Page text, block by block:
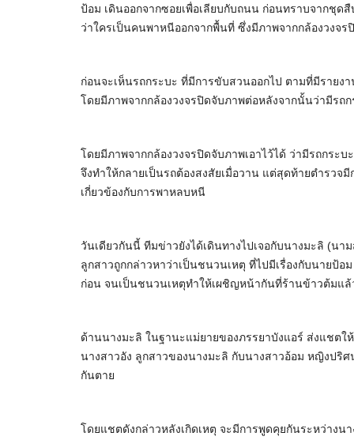
ป้อม เดินออกจากซอยเพื่อเลียบกับถนน ก่อนทราบจากชุด
ว่าใครเป็นคนพาหนีออกจากพื้นที่ ซึ่งมีภาพจากกล้องวงจ
ก่อนจะเห็นรถกระบะ ที่มีการขับสวนออกไป ตามที่มีราย
โดยมีภาพจากกล้องวงจรปิดจับภาพต่อหลังจากนั้นว่ามีร
โดยมีภาพจากกล้องวงจรปิดจับภาพเอาไว้ได้ ว่ามีรถกร
จึงทำให้กลายเป็นรถต้องสงสัยเมื่อวาน แต่สุดท้ายตำรวจ
เกี่ยวข้องกับการพาหลบหนี
วันเดียวกันนี้ ทีมข่าวยังได้เดินทางไปเจอกับนางมะลิ (น
ลูกสาวถูกกล่าวหาว่าเป็นชนวนเหตุ ที่ไปมีเรื่องกับนายป้
ก่อน จนเป็นชนวนเหตุทำให้เผชิญหน้ากันที่ร้านข้าวต้มแล้
ด้านนางมะลิ ในฐานะแม่ยายของภรรยาบังแอร์ ส่งแชต
นางสาวอัง ลูกสาวของนางมะลิ กับนางสาวอ้อม หญิงปริ
กันตาย
โดยแชตดังกล่าวหลังเกิดเหตุ จะมีการพูดคุยกันระหว่าง